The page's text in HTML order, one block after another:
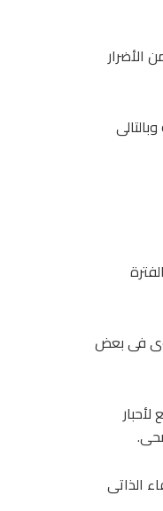
الأضرار
انبعاثات كربونية وبالتالى
الفترة
فى بعض
الذاتى